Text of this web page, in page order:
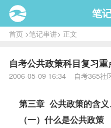
笔
首页>笔记串讲> 正文
自考公共政策科目复习
2006-05-09 16:34 自考365社
第三章 公共政策的含
（一）什么是公共政策